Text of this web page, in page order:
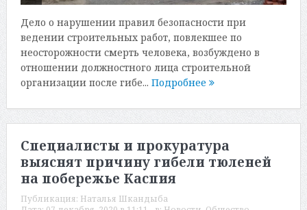
Дело о нарушении правил безопасности при
ведении строительных работ, повлекшее по
неосторожности смерть человека, возбуждено в
отношении должностного лица строительной
организации после гибе... Подробнее
Специалисты и прокуратура
выяснят причину гибели тюленей
на побережье Каспия
Публикация: Наталья Шкандыба